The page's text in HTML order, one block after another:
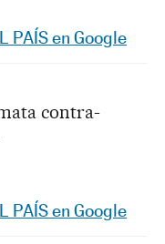
Sociales
PAÍS en Google
contra-
Sociales
PAÍS en Google